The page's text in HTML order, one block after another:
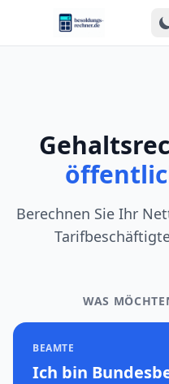
Zum Inhalt springen
Berechnen Sie Ihr
WAS
BEAMTE
Ich bin